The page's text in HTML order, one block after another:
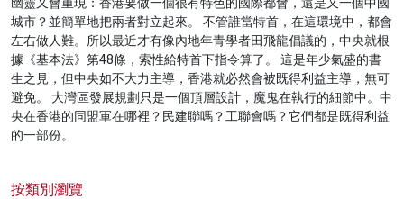
城市？並簡單地把兩者對立起來。 不管誰當特首，在這環境中，都會
左右做人難。所以最近才有像內地年青學者田飛龍倡議的，中央就根
據《基本法》第48條，索性給特首下指令算了。 這是年少氣盛的書
生之見，但中央如不大力主導，香港就必然會被既得利益主導，無可
避免。 大灣區發展規劃只是一個頂層設計，魔鬼在執行的細節中。中
央在香港的同盟軍在哪裡？民建聯嗎？工聯會嗎？它們都是既得利益
的一部份。
按類別瀏覽